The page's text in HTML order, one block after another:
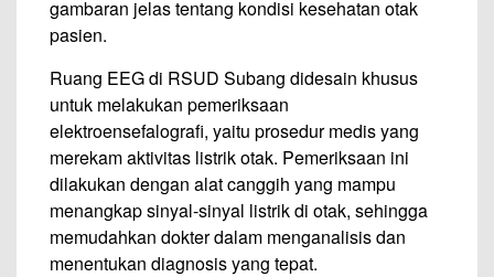
gambaran jelas tentang kondisi kesehatan otak
pasien.
Ruang EEG di RSUD Subang didesain khusus
untuk melakukan pemeriksaan
elektroensefalografi, yaitu prosedur medis yang
merekam aktivitas listrik otak. Pemeriksaan ini
dilakukan dengan alat canggih yang mampu
menangkap sinyal-sinyal listrik di otak, sehingga
memudahkan dokter dalam menganalisis dan
menentukan diagnosis yang tepat.